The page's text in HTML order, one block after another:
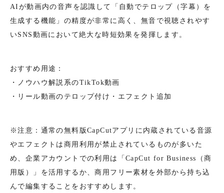
AIが動画内の音声を認識して「自動でテロップ（字幕）を
生成する機能」の精度が非常に高く、無音で視聴されやす
いSNS動画において絶大な時短効果を発揮します。
おすすめ用途：
・ノウハウ解説系のTikTok動画
・リール動画のテロップ付け・エフェクト追加
※注意：通常の無料版CapCutアプリに内蔵されている音源
やエフェクトは商用利用が禁止されているものが多いた
め、企業アカウントでの利用は「CapCut for Business（商
用版）」を活用するか、商用フリー素材を外部から持ち込
んで編集することをおすすめします。